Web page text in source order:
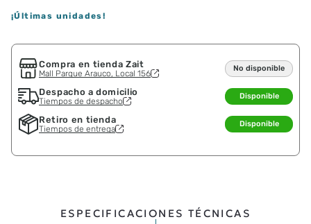
¡Últimas unidades!
Compra en tienda Zait
Mall Parque Arauco, Local 156
No disponible
Despacho a domicilio
Tiempos de despacho
Disponible
Retiro en tienda
Tiempos de entrega
Disponible
ESPECIFICACIONES TÉCNICAS